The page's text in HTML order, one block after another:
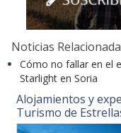
Noticias
Cómo no fallar en el
Starlight en Soria
Alojamientos y
Turismo de